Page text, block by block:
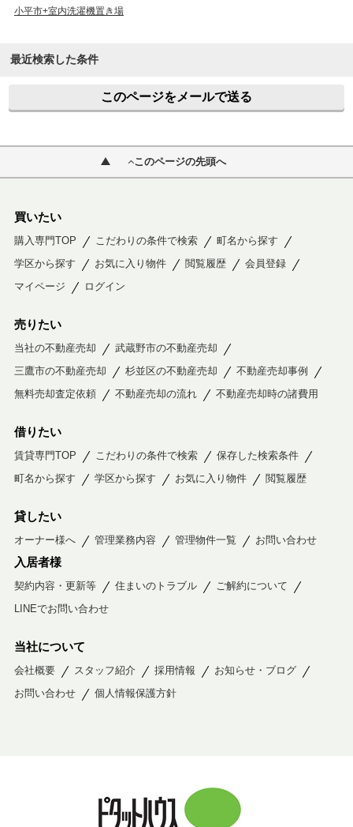
小平市+室内洗濯機置き場
最近検索した条件
このページをメールで送る
このページの先頭へ
買いたい
購入専門TOP こだわりの条件で検索
町名から探す
学区から探す
お気に入り物件 閲覧履歴
会員登録
マイページ
ログイン
売りたい
当社の不動産売却
武蔵野市の不動産売却
三鷹市の不動産売却
杉並区の不動産売却
不動産売却事例
無料売却査定依頼
不動産売却の流れ 不動産売却時の諸費用
借りたい
賃貸専門TOP こだわりの条件で検索
保存した検索条件
町名から探す
学区から探す お気に入り物件 閲覧履歴
貸したい
オーナー様へ 管理業務内容 管理物件一覧 お問い合わせ
入居者様
契約内容・更新等 住まいのトラブル
ご解約について
LINEでお問い合わせ
当社について
会社概要 スタッフ紹介 採用情報
お知らせ・ブログ
お問い合わせ
個人情報保護方針